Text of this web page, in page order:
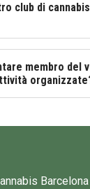
club di
membro del